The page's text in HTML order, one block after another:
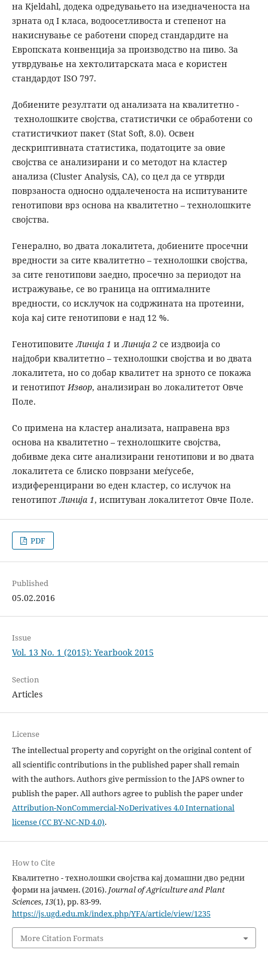
на Kjeldahl, додека одредувањето на изедначеноста на
зрната од I класа, водоосетливоста и степенот на
накиснување се работени според стандардите на
Европската конвенција за производство на пиво. За
утврдување на хектолитарската маса е користен
стандардот ISO 797.
Добиените резултати од анализата на квалитетно -
технолошките својства, статистички се обработени со
статистичкиот пакет (Stat Soft, 8.0). Освен
дескриптивната статистика, податоците за овие
својства се анализирани и со методот на кластер
анализа (Cluster Analysis, CA), со цел да се утврди
поврзаноста односно оддалеченоста на испитуваните
генотипови врз основа на квалитетно – технолошките
својства.
Генерално, во двата локалитета, добиените просечни
вредности за сите квалитетно – технолошки својства,
за сите генотипови заедно, просечно за периодот на
истражување, се во граница на оптималните
вредности, со исклучок на содржината на протеини,
која кај сите генотипови е над 12 %.
ГенотиповитеЛинија 1 иЛинија 2 се издвоија со
најдобри квалитетно – технолошки својства и во двата
локалитета, но со добар квалитет на зрното се покажа
и генотипотИзвор, анализиран во локалитетот Овче
Поле.
Со примена на кластер анализата, направена врз
основа на квалитетно – технолошките својства,
добивме дека сите анализирани генотипови и во двата
локалитета се блиско поврзани меѓусебе,
издиференцирани во еден кластер, со ислучок на
генотипотЛинија 1, испитуван локалитетот Овче Поле.
PDF
Published
05.02.2016
Issue
Vol. 13 No. 1 (2015): Yearbook 2015
Section
Articles
License
The intellectual property and copyright on the original content of
all scientific contributions in the published paper shall remain
with the authors. Authors give permission to the JAPS owner to
publish the paper. All authors agree to publish the paper under
Attribution-NonCommercial-NoDerivatives 4.0 International
license (CC BY-NC-ND 4.0).
How to Cite
Квалитетно - технолошки својства кај домашни дво редни
форми на јачмен. (2016). Journal of Agriculture and Plant
Sciences,13(1), pp. 83-99.
https://js.ugd.edu.mk/index.php/YFA/article/view/1235
More Citation Formats